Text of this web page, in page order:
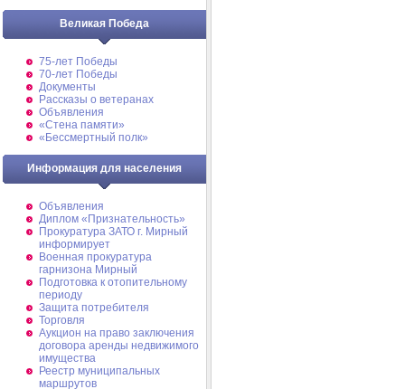
Великая Победа
75-лет Победы
70-лет Победы
Документы
Рассказы о ветеранах
Объявления
«Стена памяти»
«Бессмертный полк»
Информация для населения
Объявления
Диплом «Признательность»
Прокуратура ЗАТО г. Мирный
информирует
Военная прокуратура
гарнизона Мирный
Подготовка к отопительному
периоду
Защита потребителя
Торговля
Аукцион на право заключения
договора аренды недвижимого
имущества
Реестр муниципальных
маршрутов